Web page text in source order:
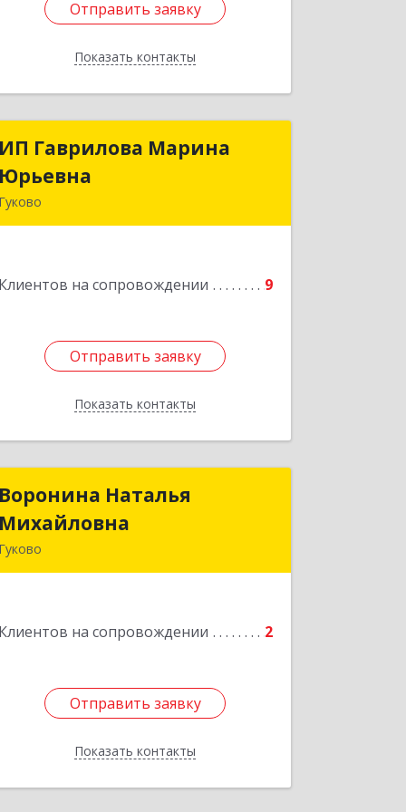
Отправить заявку
Показать контакты
Отправить заявку
Назад
ИП Гаврилова Марина
Юрьевна
Гуково
Клиентов на сопровождении 9
Отправить заявку
Показать контакты
ИП Гаврилова Марина
Отправить заявку
Назад
Воронина Наталья
Михайловна
Гуково
Клиентов на сопровождении 2
Отправить заявку
Показать контакты
Воронина Наталья
Отправить заявку
Назад